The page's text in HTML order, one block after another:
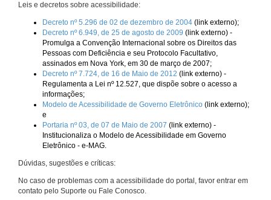
Leis e decretos sobre acessibilidade:
Decreto nº 5.296 de 02 de dezembro de 2004 (link externo);
Decreto nº 6.949, de 25 de agosto de 2009 (link externo) -
Promulga a Convenção Internacional sobre os Direitos das
Pessoas com Deficiência e seu Protocolo Facultativo,
assinados em Nova York, em 30 de março de 2007;
Decreto nº 7.724, de 16 de Maio de 2012 (link externo) -
Regulamenta a Lei nº 12.527, que dispõe sobre o acesso a
informações;
Modelo de Acessibilidade de Governo Eletrônico (link externo);
e
Portaria nº 03, de 07 de Maio de 2007 (link externo) -
Institucionaliza o Modelo de Acessibilidade em Governo
Eletrônico - e-MAG.
Dúvidas, sugestões e críticas:
No caso de problemas com a acessibilidade do portal, favor entrar em
contato pelo Suporte ou Fale Conosco.